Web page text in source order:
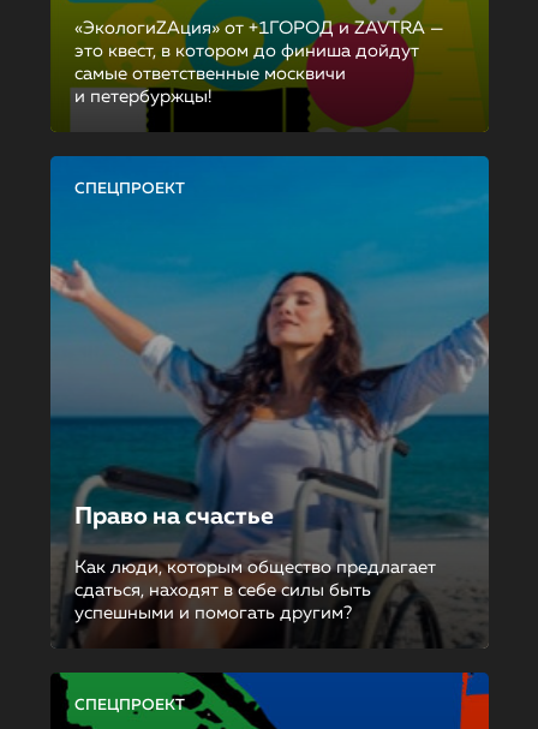
«ЭкологиZAция» от +1ГОРОД и ZAVTRA —
это квест, в котором до финиша дойдут
самые ответственные москвичи
и петербуржцы!
СПЕЦПРОЕКТ
Право на счастье
Как люди, которым общество предлагает
сдаться, находят в себе силы быть
успешными и помогать другим?
СПЕЦПРОЕКТ